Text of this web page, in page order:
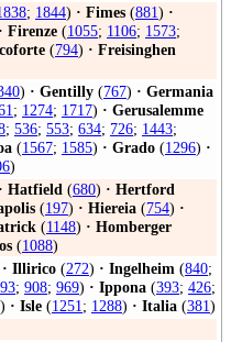
; 1844) · Fimes (881) ·
· Firenze (1055; 1106; 1573;
(794) · Freisinghen
) · Gentilly (767) · Germania
; 1274; 1717) · Gerusalemme
; 536; 553; 634; 726; 1443;
(1567; 1585) · Grado (1296) ·
)
· Hatfield (680) · Hertford
(197) · Hiereia (754) ·
(1148) · Homberger
(1088)
· Illirico (272) · Ingelheim (840;
; 908; 969) · Ippona (393; 426;
) · Isle (1251; 1288) · Italia (381)